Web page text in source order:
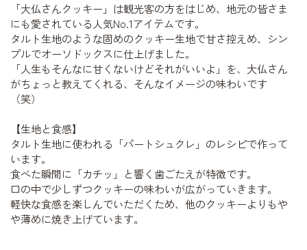
「大仏さんクッキー」は観光客の方をはじめ、地元の皆さま
にも愛されている人気No.1アイテムです。
タルト生地のような固めのクッキー生地で甘さ控えめ、シン
プルでオーソドックスに仕上げました。
「人生もそんなに甘くないけどそれがいいよ」を、大仏さん
がちょっと教えてくれる、そんなイメージの味わいです
（笑）
【生地と食感】
タルト生地に使われる「パートシュクレ」のレシピで作って
います。
食べた瞬間に「カチッ」と響く歯ごたえが特徴です。
口の中で少しずつクッキーの味わいが広がっていきます。
軽快な食感を楽しんでいただくため、他のクッキーよりもや
や薄めに焼き上げています。